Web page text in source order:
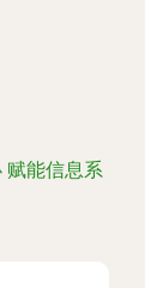
赋能信息系